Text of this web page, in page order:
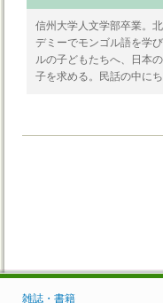
信州大学人文学部卒業。
デミーでモンゴル語を学
ルの子どもたちへ、日本
子を求める。民話の中に
雑誌・書籍